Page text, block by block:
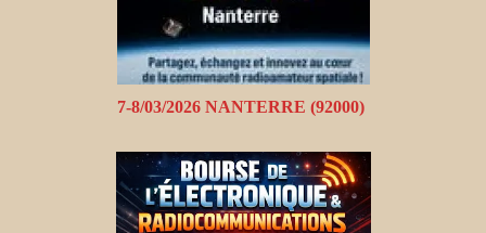
7-8/03/2026 NANTERRE (92000)